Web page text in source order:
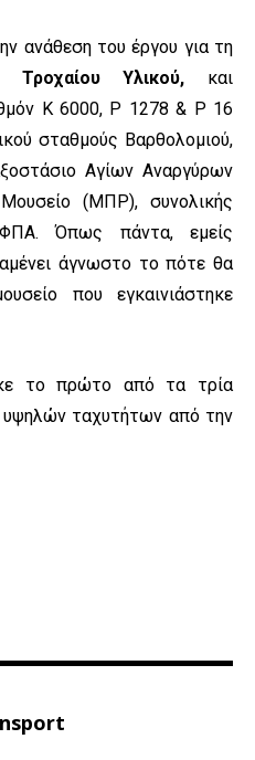
ανάθεση του έργου για τη
Τροχαίου Υλικού, και
Κ 6000, Ρ 1278 & Ρ 16
σταθμούς Βαρθολομιού,
Αγίων Αναργύρων
(ΜΠΡ), συνολικής
Όπως πάντα, εμείς
άγνωστο το πότε θα
που εγκαινιάστηκε
το πρώτο από τα τρία
υψηλών ταχυτήτων από την